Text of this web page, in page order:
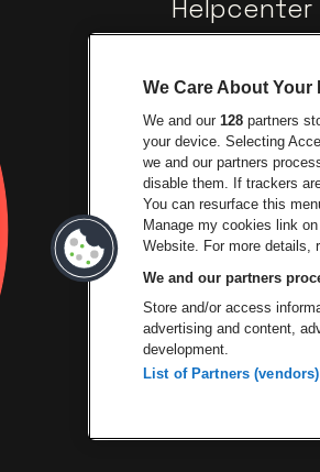
Helpcenter
Contact
Visitez le
We Care About Your
We and our 128 partners
your device. Selecting
we and our partners
disable them. If trackers
You can resurface this
Manage my cookies link
Website. For more details,
We and our partners
Store and/or access
advertising and content,
development.
List of Partners (vendors)